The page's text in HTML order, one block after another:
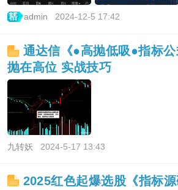
admin 2024-12-5 17:42
通达信《●高抛低吸●指标
抛在高位 实战技巧
九转妖 2024-5-17 13:43
2025红色起爆选股《指标源